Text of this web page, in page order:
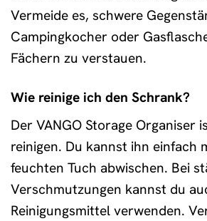
Vermeide es, schwere
Campingkocher oder
Fächern zu verstauen.
Wie reinige ich den Schrank?
Der VANGO Storage Organiser
reinigen. Du kannst ihn einfach
feuchten Tuch abwischen. Bei
Verschmutzungen kannst du
Reinigungsmittel verwenden.